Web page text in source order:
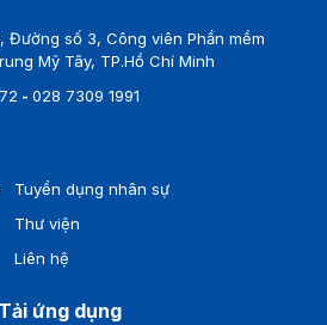
Đường số 3, Công viên Phần mềm
Mỹ Tây, TP.Hồ Chí Minh
-028 7309 1991
Tuyển dụng nhân sự
Thư viện
Liên hệ
Tải ứng dụng